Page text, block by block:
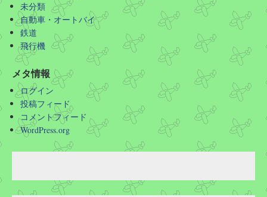
未分類
自動車・オートバイ
鉄道
飛行機
メタ情報
ログイン
投稿フィード
コメントフィード
WordPress.org